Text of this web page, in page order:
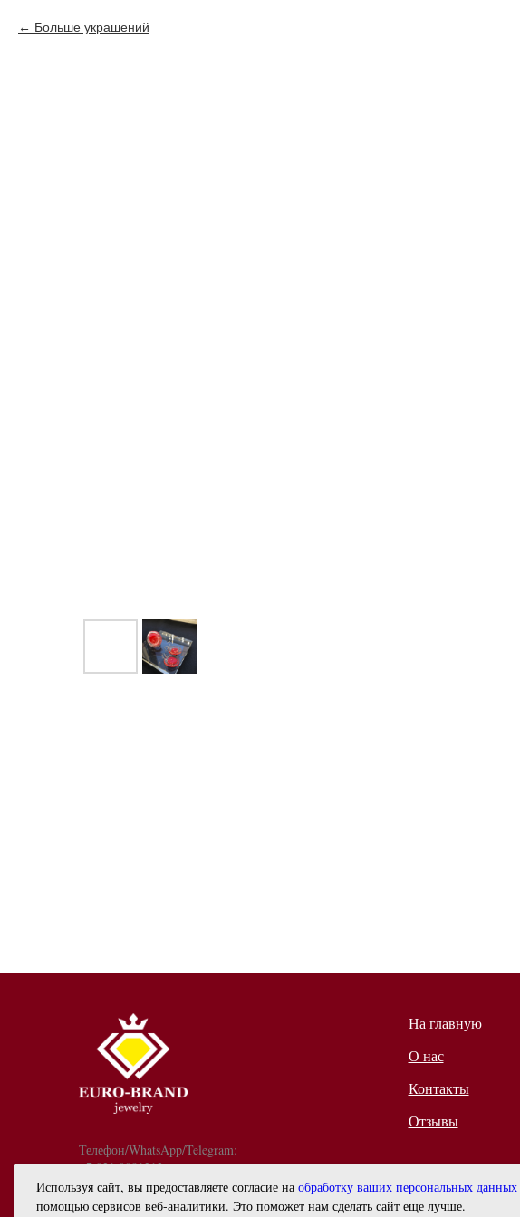
Больше украшений
Используя сайт, вы предоставляете согласие на обработку ваших персональных данных
помощью сервисов веб-аналитики. Это поможет нам сделать сайт еще лучше.
Телефон/WhatsApp/Telegram:
+7 921 9081213
График работы: с 10:00 до 18:00
info@euro-brand.ru
На главную
О нас
Контакты
Отзывы